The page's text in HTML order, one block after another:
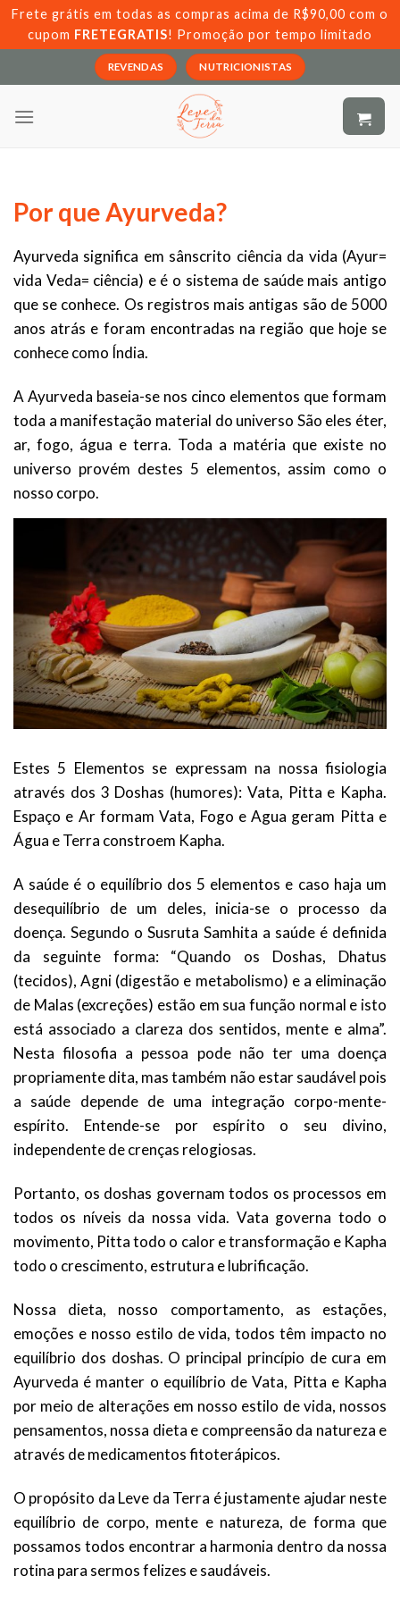
Skip
content
Frete grátis em todas as compras acima de R$90,00 com o
cupom FRETEGRATIS! Promoção por tempo limitado
REVENDAS NUTRICIONISTAS
Por que Ayurveda?
Ayurveda significa em sânscrito ciência da vida (Ayur=
vida Veda= ciência) e é o sistema de saúde mais antigo
que se conhece. Os registros mais antigas são de 5000
anos atrás e foram encontradas na região que hoje se
conhece como Índia.
A Ayurveda baseia-se nos cinco elementos que formam
toda a manifestação material do universo São eles éter,
ar, fogo, água e terra. Toda a matéria que existe no
universo provém destes 5 elementos, assim como o
nosso corpo.
Estes 5 Elementos se expressam na nossa fisiologia
através dos 3 Doshas (humores): Vata, Pitta e Kapha.
Espaço e Ar formam Vata, Fogo e Agua geram Pitta e
Água e Terra constroem Kapha.
A saúde é o equilíbrio dos 5 elementos e caso haja um
desequilíbrio de um deles, inicia-se o processo da
doença. Segundo o Susruta Samhita a saúde é definida
da seguinte forma: “Quando os Doshas, Dhatus
(tecidos), Agni (digestão e metabolismo) e a eliminação
de Malas (excreções) estão em sua função normal e isto
está associado a clareza dos sentidos, mente e alma”.
Nesta filosofia a pessoa pode não ter uma doença
propriamente dita, mas também não estar saudável pois
a saúde depende de uma integração corpo-mente-
espírito. Entende-se por espírito o seu divino,
independente de crenças relogiosas.
Portanto, os doshas governam todos os processos em
todos os níveis da nossa vida. Vata governa todo o
movimento, Pitta todo o calor e transformação e Kapha
todo o crescimento, estrutura e lubrificação.
Nossa dieta, nosso comportamento, as estações,
emoções e nosso estilo de vida, todos têm impacto no
equilíbrio dos doshas. O principal princípio de cura em
Ayurveda é manter o equilíbrio de Vata, Pitta e Kapha
por meio de alterações em nosso estilo de vida, nossos
pensamentos, nossa dieta e compreensão da natureza e
através de medicamentos fitoterápicos.
O propósito da Leve da Terra é justamente ajudar neste
equilíbrio de corpo, mente e natureza, de forma que
possamos todos encontrar a harmonia dentro da nossa
rotina para sermos felizes e saudáveis.